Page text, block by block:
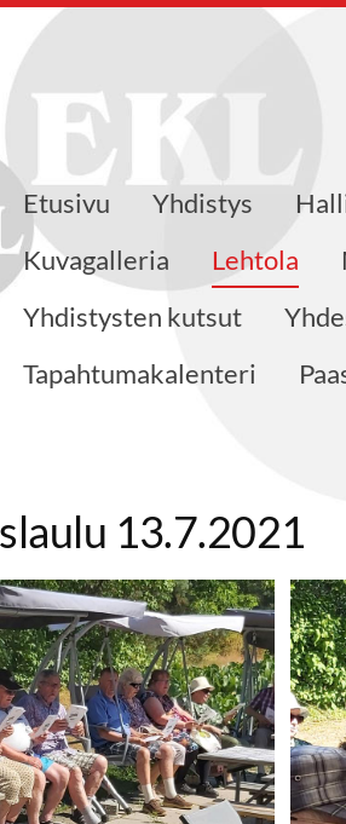
Etusivu Yhdistys
Kuvagalleria
Lehtola
Yhdistysten kutsut
Tapahtumakalenteri
13.7.2021